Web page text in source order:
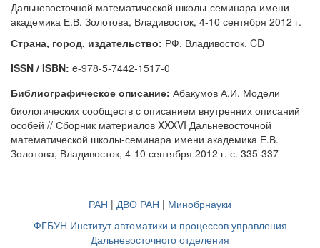
Дальневосточной математической школы-семинара имени
академика Е.В. Золотова, Владивосток, 4-10 сентября 2012 г.
Страна, город, издательство: РФ, Владивосток, CD
ISSN / ISBN: e-978-5-7442-1517-0
Библиографическое описание: Абакумов А.И. Модели
биологических сообществ с описанием внутренних описаний
особей // Сборник материалов XXXVI Дальневосточной
математической школы-семинара имени академика Е.В.
Золотова, Владивосток, 4-10 сентября 2012 г. с. 335-337
РАН | ДВО РАН | Минобрнауки
ФГБУН Институт автоматики и процессов управления
Дальневосточного отделения